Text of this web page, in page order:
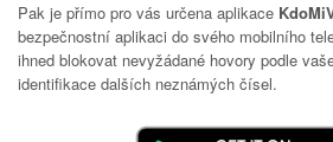
Pak je přímo pro vás určena aplikace
bezpečnostní aplikaci do svého mobilního
ihned blokovat nevyžádané hovory podle
identifikace dalších neznámých čísel.